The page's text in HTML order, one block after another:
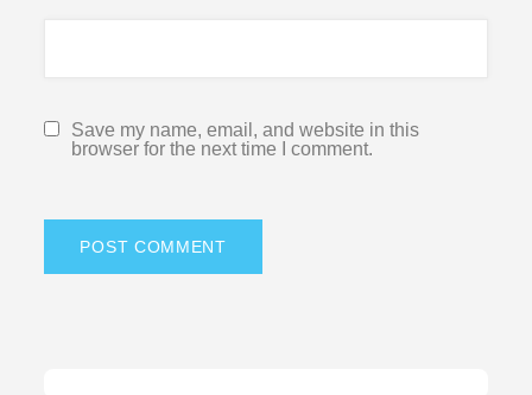
Save my name, email, and website in this
browser for the next time I comment.